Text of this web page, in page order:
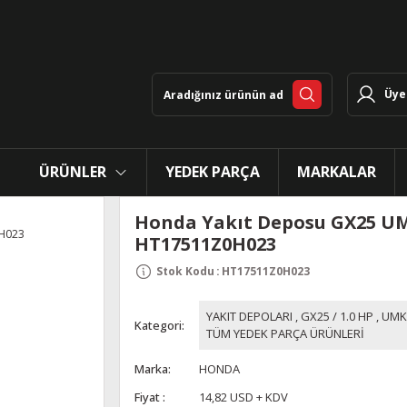
ÜRÜNLER YEDEK PARÇA MARKALAR
Honda Yakıt Deposu GX25
HT17511Z0H023
Stok Kodu : HT17511Z0H023
Kategori
YAKIT DEPOLARI , GX25 / 1.0 HP ,
TÜM YEDEK PARÇA ÜRÜNLERİ
Marka
HONDA
Fiyat
14,82 USD + KDV